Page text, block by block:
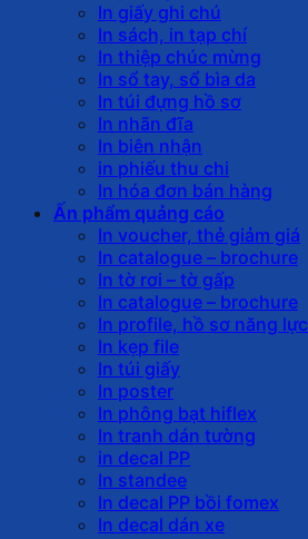
In giấy ghi chú
In sách, in tạp chí
In thiệp chúc mừng
In sổ tay, sổ bìa da
In túi đựng hồ sơ
In nhãn đĩa
In biên nhận
in phiếu thu chi
In hóa đơn bán hàng
Ấn phẩm quảng cáo
In voucher, thẻ giảm giá
In catalogue – brochure
In tờ rơi – tờ gấp
In catalogue – brochure
In profile, hồ sơ năng lực
In kẹp file
In túi giấy
In poster
In phông bạt hiflex
In tranh dán tường
in decal PP
In standee
In decal PP bồi fomex
In decal dán xe